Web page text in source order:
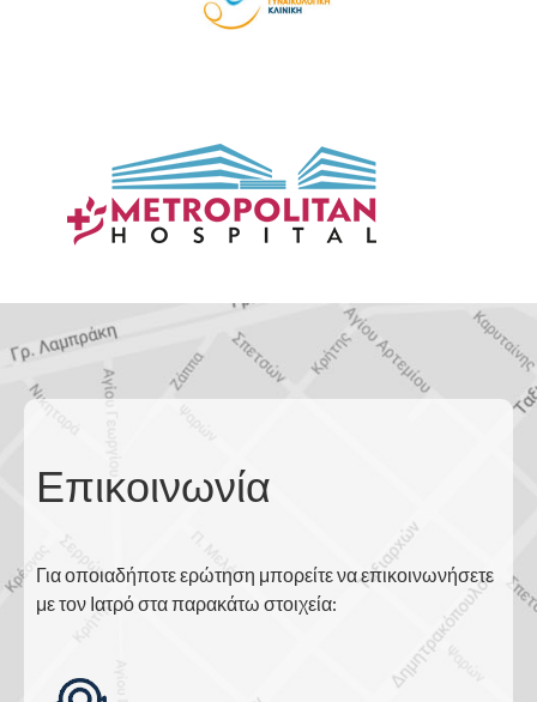
Επικοινωνία
Για οποιαδήποτε ερώτηση μπορείτε να επικοινωνήσετε
με τον Ιατρό στα παρακάτω στοιχεία: